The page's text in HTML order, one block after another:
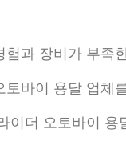
과 장비가 부족
바이 용달 업체
이더 오토바이